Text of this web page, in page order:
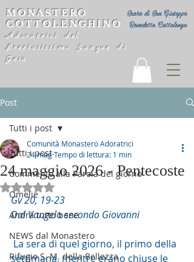
Suore di San Giuseppe
Benedetto Cottolengo
MONASTERO
COTTOLENGHINO
Adoratrici del
Preziosissimo Sangue di
Gesù
Post
Tutti i post
Commento alla Parola del giorno
Omelie
Andrà tutto bene
NEWS dal Monastero
Rifugio S. M. della Bellezza
Tutti i post
24 maggio 2026 - Pentecoste
Comunità Monastero Adoratrici
24 magTempo di lettura: 1 min
Valutazione NaN stelle su 5.
Gv 20, 19-23
Dal Vangelo secondo Giovanni
settimana, mentre erano chiuse le